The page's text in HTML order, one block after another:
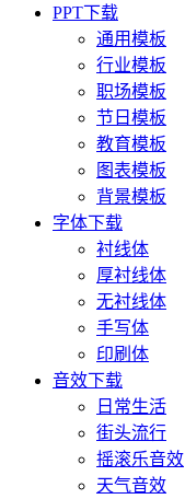
PPT下载
通用模板
行业模板
职场模板
节日模板
教育模板
图表模板
背景模板
字体下载
衬线体
厚衬线体
无衬线体
手写体
印刷体
音效下载
日常生活
街头流行
摇滚乐音效
天气音效